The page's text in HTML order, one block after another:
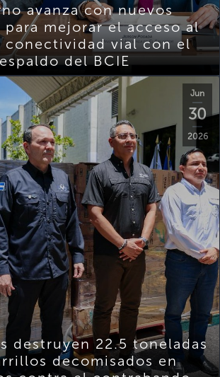
avanza con nuevos
mejorar el acceso al
conectividad vial con el
del BCIE
Jun
30
2026
destruyen 22.5 toneladas
decomisados en